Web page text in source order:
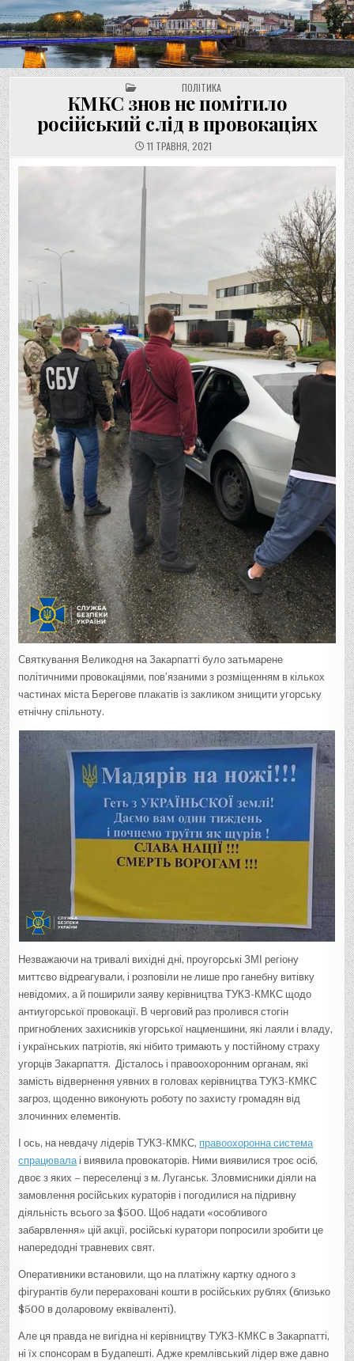
Перейти
до
вмісту
UNGVAR.UZ.UA
POSTED INПОЛІТИКА
КМКС знов не помітило
російський слід в провокаціях
11 ТРАВНЯ, 2021
Святкування Великодня на Закарпатті було затьмарене
політичними провокаціями, пов’язаними з розміщенням в кількох
частинах міста Берегове плакатів із закликом знищити угорську
етнічну спільноту.
Незважаючи на тривалі вихідні дні, проугорські ЗМІ регіону
миттєво відреагували, і розповіли не лише про ганебну витівку
невідомих, а й поширили заяву керівництва ТУКЗ-КМКС щодо
антиугорської провокації. В черговий раз пролився стогін
пригноблених захисників угорської нацменшини, які лаяли і владу,
і українських патріотів, які нібито тримають у постійному страху
угорців Закарпаття. Дісталось і правоохоронним органам, які
замість відвернення уявних в головах керівництва ТУКЗ-КМКС
загроз, щоденно виконують роботу по захисту громадян від
злочинних елементів.
І ось, на невдачу лідерів ТУКЗ-КМКС, правоохоронна система
спрацювала і виявила провокаторів. Ними виявилися троє осіб,
двоє з яких – переселенці з м. Луганськ. Зловмисники діяли на
замовлення російських кураторів і погодилися на підривну
діяльність всього за $500. Щоб надати «особливого
забарвлення» цій акції, російські куратори попросили зробити це
напередодні травневих свят.
Оперативники встановили, що на платіжну картку одного з
фігурантів були перераховані кошти в російських рублях (близько
$500 в доларовому еквіваленті).
Але ця правда не вигідна ні керівництву ТУКЗ-КМКС в Закарпатті,
ні їх спонсорам в Будапешті. Адже кремлівський лідер вже давно